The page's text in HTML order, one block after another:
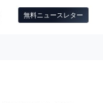
無料ニュースレター